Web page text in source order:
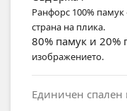
Ранфорс 100%
страна на плика.
80% памук и 20%
изображението.
Единичен спален